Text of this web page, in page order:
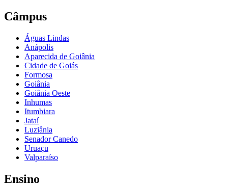
Câmpus
Águas Lindas
Anápolis
Aparecida de Goiânia
Cidade de Goiás
Formosa
Goiânia
Goiânia Oeste
Inhumas
Itumbiara
Jataí
Luziânia
Senador Canedo
Uruaçu
Valparaíso
Ensino